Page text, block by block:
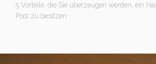
5 Vorteile, die Sie überzeugen werden, ein
Pool zu besitzen